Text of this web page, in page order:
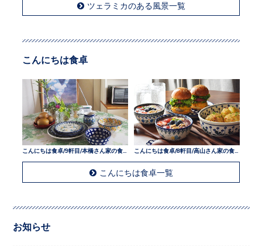
ツェラミカのある風景一覧
こんにちは食卓
こんにちは食卓/9軒目/本橋さん家の食卓
こんにちは食卓一覧
お知らせ